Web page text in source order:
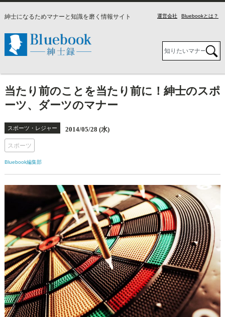
紳士になるためマナーと知識を磨く情報サイト Bluebookとは？
運営会社
当たり前のことを当たり前に！紳士のスポ
ーツ、ダーツのマナー
スポーツ・レジャー 2014/05/28 (水)
スポーツ
Bluebook編集部